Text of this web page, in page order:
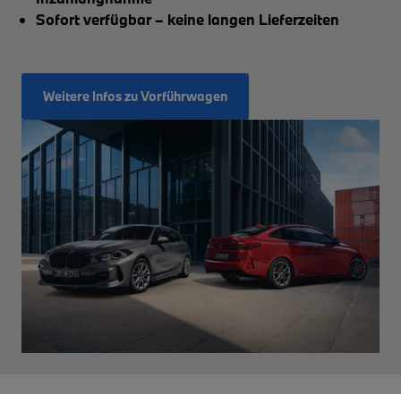
Sofort verfügbar – keine langen Lieferzeiten
Weitere Infos zu Vorführwagen